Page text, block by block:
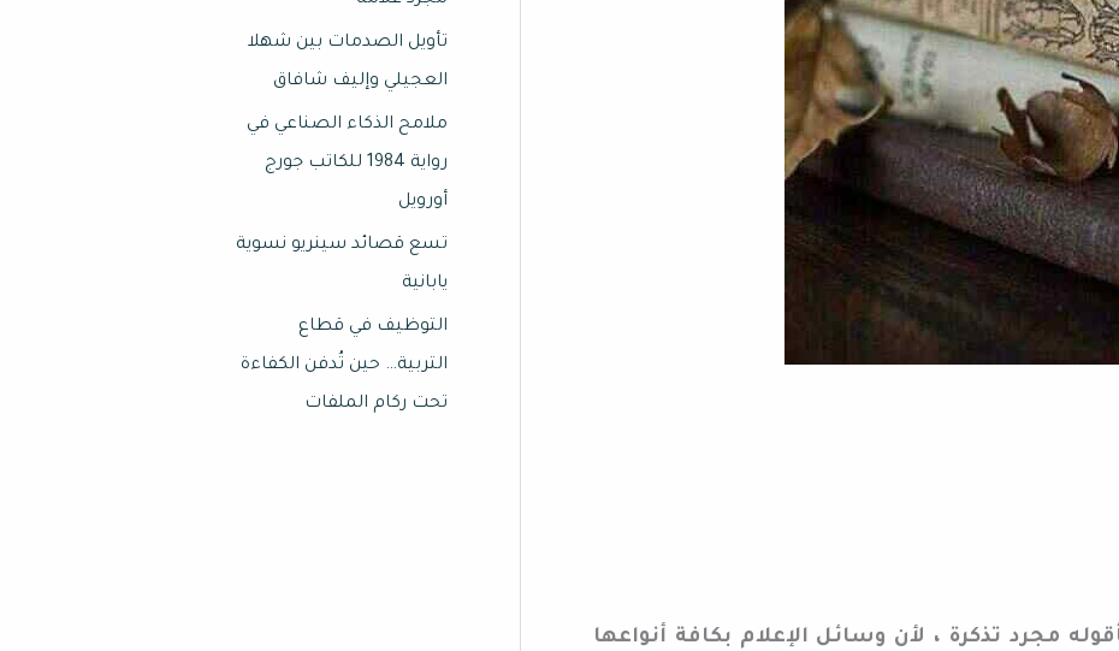
مجرد تذكرة ، لأن وسائل الإعلام بكافة أنواعها
تأويل الصدمات بين شهلا
العجيلي وإليف شافاق
ملامح الذكاء الصناعي في
رواية 1984 للكاتب جورج
أورويل
تسع قصائد سينريو نسوية
يابانية
التوظيف في قطاع
التربية… حين تُدفن الكفاءة
تحت ركام الملفات